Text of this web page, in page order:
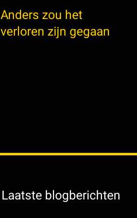
Anders zou het
verloren zijn gegaan
Laatste blogberichten